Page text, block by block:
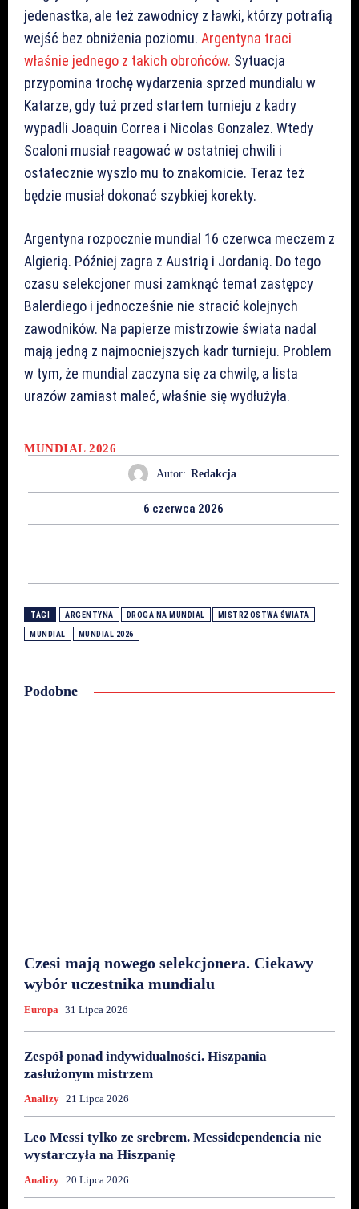
jedenastka, ale też zawodnicy z ławki, którzy potrafią
wejść bez obniżenia poziomu. Argentyna traci
właśnie jednego z takich obrońców. Sytuacja
przypomina trochę wydarzenia sprzed mundialu w
Katarze, gdy tuż przed startem turnieju z kadry
wypadli Joaquin Correa i Nicolas Gonzalez. Wtedy
Scaloni musiał reagować w ostatniej chwili i
ostatecznie wyszło mu to znakomicie. Teraz też
będzie musiał dokonać szybkiej korekty.
Argentyna rozpocznie mundial 16 czerwca meczem z
Algierią. Później zagra z Austrią i Jordanią. Do tego
czasu selekcjoner musi zamknąć temat zastępcy
Balerdiego i jednocześnie nie stracić kolejnych
zawodników. Na papierze mistrzowie świata nadal
mają jedną z najmocniejszych kadr turnieju. Problem
w tym, że mundial zaczyna się za chwilę, a lista
urazów zamiast maleć, właśnie się wydłużyła.
MUNDIAL 2026
Autor: Redakcja
6 czerwca 2026
TAGI ARGENTYNA DROGA NA MUNDIAL MISTRZOSTWA ŚWIATA
MUNDIAL MUNDIAL 2026
Podobne
Czesi mają nowego selekcjonera. Ciekawy
wybór uczestnika mundialu
Europa 31 Lipca 2026
Zespół ponad indywidualności. Hiszpania
zasłużonym mistrzem
Analizy 21 Lipca 2026
Leo Messi tylko ze srebrem. Messidependencia nie
wystarczyła na Hiszpanię
Analizy 20 Lipca 2026